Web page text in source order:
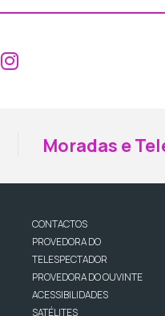
Aceder ao
Aceder ao
Moradas e
CONTACTOS
PROVEDORA DO
TELESPECTADOR
PROVEDORA DO OUVINTE
ACESSIBILIDADES
SATÉLITES